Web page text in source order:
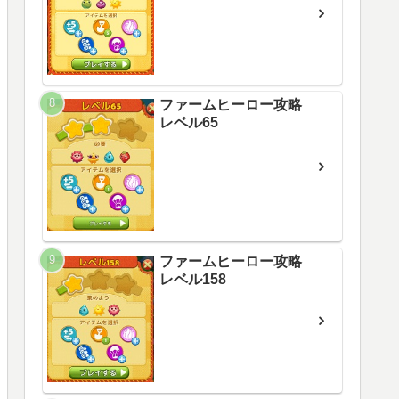
ファームヒーロー攻略
レベル65
ファームヒーロー攻略
レベル158